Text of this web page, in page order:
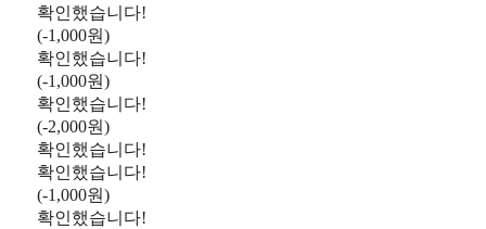
확인했습니다!
(-1,000원)
확인했습니다!
(-1,000원)
확인했습니다!
(-2,000원)
확인했습니다!
확인했습니다!
(-1,000원)
확인했습니다!